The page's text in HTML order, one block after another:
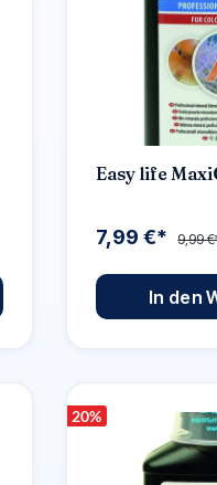
Easy life
7,99 €* 9,99
In den
20%